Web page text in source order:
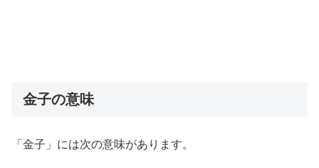
金子の意味
「金子」には次の意味があります。